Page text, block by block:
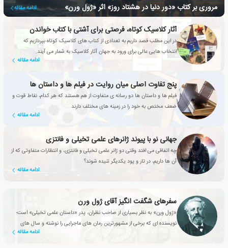
مروری بر کتاب «دور دنیا در هشتاد روز» اثر «ژول ورن» ادامه مقاله
آثار کلاسیک کوتاه، فرصتی برای آشتی با کتاب خواندن
در این مطلب قصد داریم به تعدادی از کتاب های کلاسیک کوتاه بپردازیم که
انتخاب هایی عالی برای ورود به جهان آثار کلاسیک به شمار می آیند.
ادامه مقاله
پنج تفاوت اصلی میان روایت در فیلم ها و داستان ها
فیلم ها و داستان ها دو رسانه ی متفاوت از هم هستند که هر کدام، نقاط قوت و
ضعف مختص به خود را در زمینه های مختلف دارند
ادامه مقاله
جهانی نو با پیوند ژانرهای علمی تخیلی و فانتزی
چه اتفاقی می افتد وقتی دو ژانر علمی تخیلی و فانتزی، و انتظارات متفاوتی که از
آن ها داریم، در تار و پود یکدیگر تنیده شوند؟
ادامه مقاله
سفرهای شگفت انگیز آقای ژول ورن
«ژول ورن» به نظر بسیاری از صاحب نظران، پدر «داستان علمی تخیلی» است؛
نویسنده ای که برخی از مشهورترین رمان های ماجرایی را نوشته و سال های
ادامه مقاله